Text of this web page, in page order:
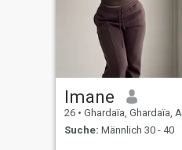
Imane
26 • Ghardaïa, Ghardaïa, Algerien
Suche: Männlich 30 - 40